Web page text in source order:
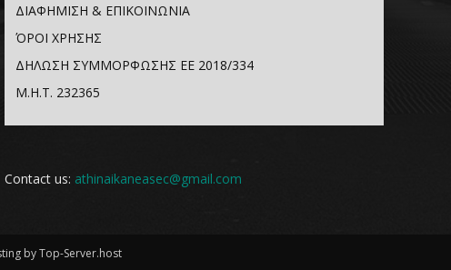
ΔΙΑΦΗΜΙΣΗ & ΕΠΙΚΟΙΝΩΝΙΑ
ΌΡΟΙ ΧΡΗΣΗΣ
ΔΗΛΩΣΗ ΣΥΜΜΟΡΦΩΣΗΣ ΕΕ 2018/334
Μ.Η.Τ. 232365
Contact us: athinaikaneasec@gmail.com
by Top-Server.host